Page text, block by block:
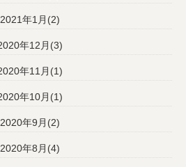
2021年1月(2)
年12月(3)
年11月(1)
年10月(1)
2020年9月(2)
2020年8月(4)